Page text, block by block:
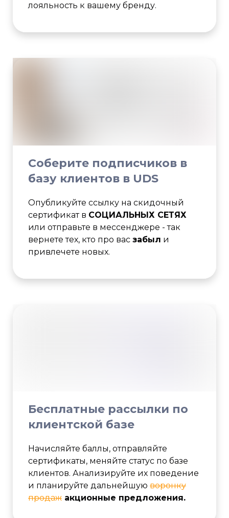
лояльность к вашему бренду.
Соберите подписчиков в
базу клиентов в UDS
Опубликуйте ссылку на скидочный
сертификат в СОЦИАЛЬНЫХ СЕТЯХ
или отправьте в мессенджере - так
вернете тех, кто про вас забыл и
привлечете новых.
Бесплатные рассылки по
клиентской базе
Начисляйте баллы, отправляйте
сертификаты, меняйте статус по базе
клиентов. Анализируйте их поведение
и планируйте дальнейшую воронку
продаж акционные предложения.